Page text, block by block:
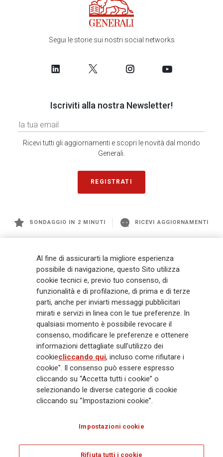
Segui le storie sui nostri social networks
Iscriviti alla nostra Newsletter!
Ricevi tutti gli aggiornamenti e scopri le novità dal mondo
Generali.
REGISTRATI
SONDAGGIO IN 2 MINUTI RICEVI AGGIORNAMENTI
management a livello globale, con premi complessivi pari a € 98,1
miliardi e € 900 miliardi di AUM nel 2025. Fondato nel 1831, con oltre 88
mila dipendenti e 163 mila agenti che servono 75 milioni di clienti, il
Gruppo ha una posizione di leadership in Europa e una presenza
crescente in Asia e America. Al centro della strategia di Generali c'è il suo
impegno Lifetime Partner verso i clienti, realizzato attraverso soluzioni
innovative e personalizzate, un'esperienza cliente di prima classe e le sue
capacità di distribuzione globale digitalizzata. Il Gruppo ha
completamente integrato la sostenibilità in tutte le scelte strategiche, con
l'obiettivo di creare valore per tutti gli stakeholder mentre costruisce una
società più equa e resiliente.
Legal Info Cookie Policy Privacy & GDPR
Al fine di assicurarti la migliore esperienza
possibile di navigazione, questo Sito utilizza
cookie tecnici e, previo tuo consenso, di
funzionalità e di profilazione, di prima e di terze
parti, anche per inviarti messaggi pubblicitari
mirati e servizi in linea con le tue preferenze. In
qualsiasi momento è possibile revocare il
consenso, modificare le preferenze e ottenere
informazioni dettagliate sull’utilizzo dei
cookiecliccando qui, incluso come rifiutare i
cookie". Il consenso può essere espresso
cliccando su “Accetta tutti i cookie” o
selezionando le diverse categorie di cookie
cliccando su “Impostazioni cookie”.
Impostazioni cookie
Rifiuta tutti i cookie